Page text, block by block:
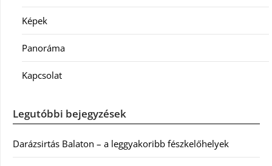
Képek
Panoráma
Kapcsolat
Legutóbbi bejegyzések
Darázsirtás Balaton – a leggyakoribb fészkelőhelyek